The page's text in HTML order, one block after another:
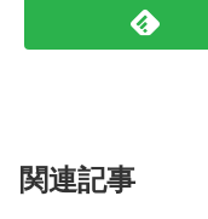
関連記事